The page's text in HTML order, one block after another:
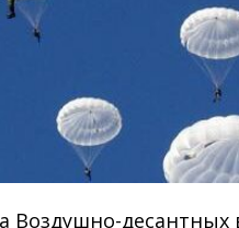
Воздушно-десантных